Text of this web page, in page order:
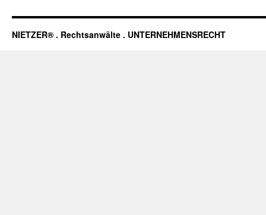
NIETZER® . Rechtsanwälte . UNTERNEHMENSRECHT